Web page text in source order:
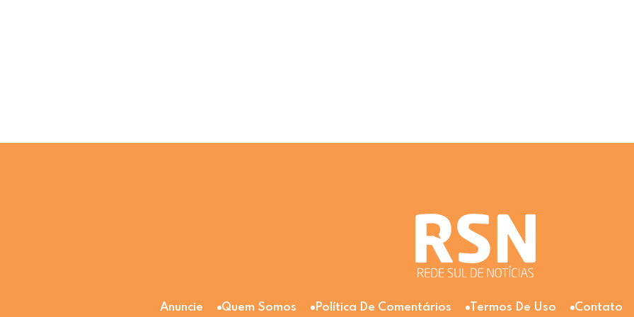
Anuncie Quem Somos Política De Comentários Termos De Uso Contato